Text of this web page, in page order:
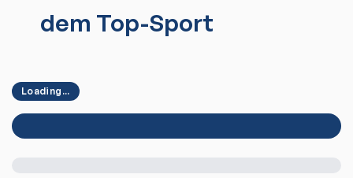
dem Top-Sport
Loading...